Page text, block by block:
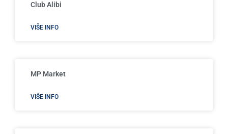
Club Alibi
VIŠE INFO
MP Market
VIŠE INFO